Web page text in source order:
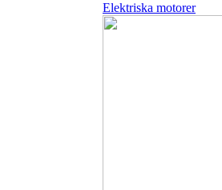
Elektriska motorer